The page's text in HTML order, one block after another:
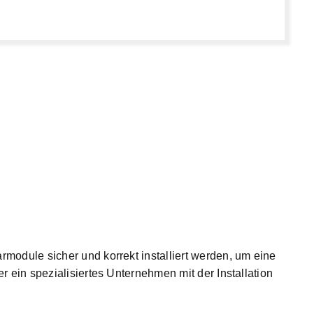
sicher und korrekt installiert werden, um eine
ein spezialisiertes Unternehmen mit der Installation